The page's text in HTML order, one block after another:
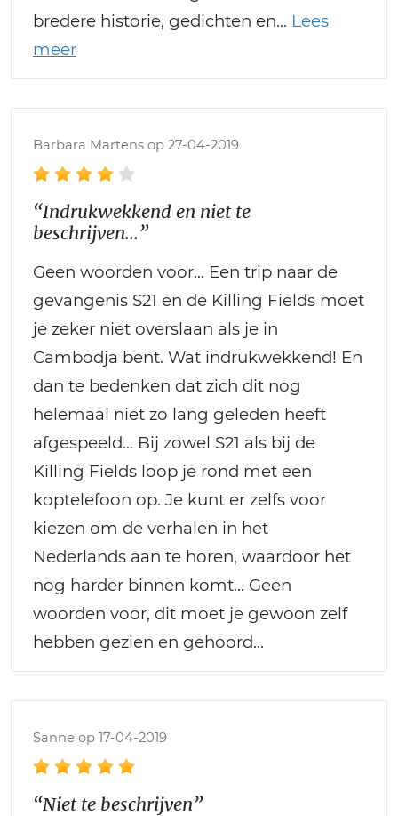
bredere historie, gedichten en
Barbara Martens op 27-04-2019
“Indrukwekkend en niet te
beschrijven...”
Geen woorden voor... Een trip naar de
gevangenis S21 en de Killing Fields moet
je zeker niet overslaan als je in
Cambodja bent. Wat indrukwekkend! En
dan te bedenken dat zich dit nog
helemaal niet zo lang geleden heeft
afgespeeld... Bij zowel S21 als bij de
Killing Fields loop je rond met een
koptelefoon op. Je kunt er zelfs voor
kiezen om de verhalen in het
Nederlands aan te horen, waardoor het
nog harder binnen komt... Geen
woorden voor, dit moet je gewoon zelf
hebben gezien en gehoord...
Sanne op 17-04-2019
“Niet te beschrijven”